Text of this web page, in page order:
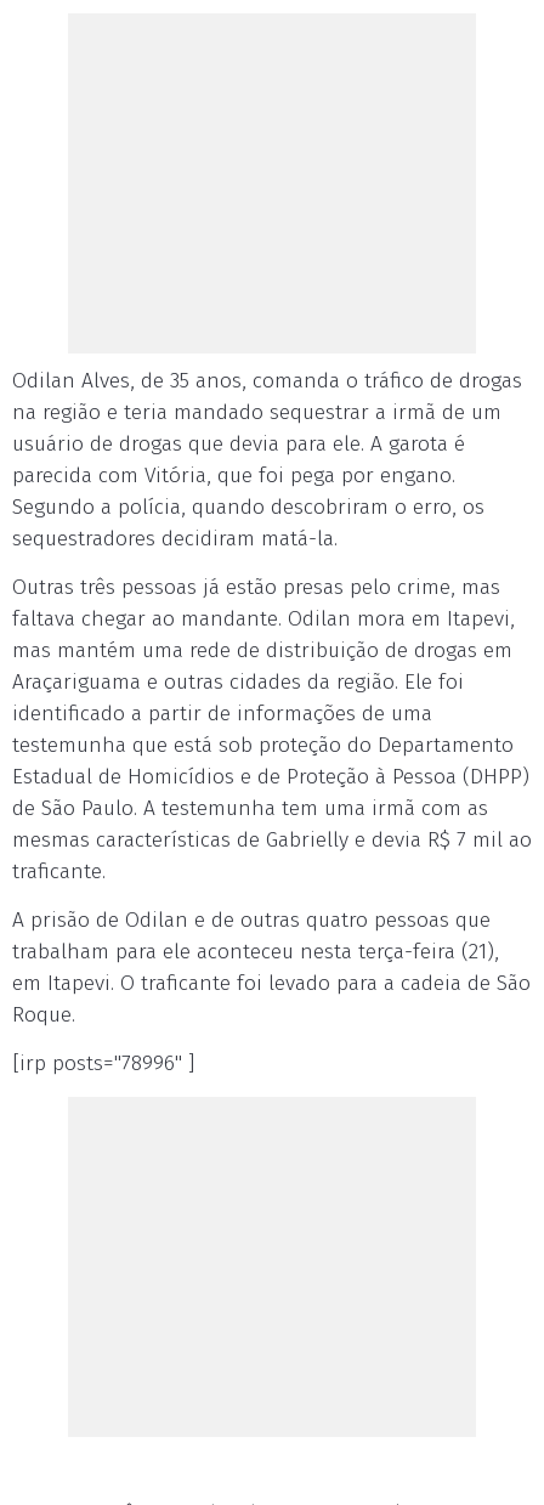
Odilan Alves, de 35 anos, comanda o tráfico de drogas
na região e teria mandado sequestrar a irmã de um
usuário de drogas que devia para ele. A garota é
parecida com Vitória, que foi pega por engano.
Segundo a polícia, quando descobriram o erro, os
sequestradores decidiram matá-la.
Outras três pessoas já estão presas pelo crime, mas
faltava chegar ao mandante. Odilan mora em Itapevi,
mas mantém uma rede de distribuição de drogas em
Araçariguama e outras cidades da região. Ele foi
identificado a partir de informações de uma
testemunha que está sob proteção do Departamento
Estadual de Homicídios e de Proteção à Pessoa (DHPP)
de São Paulo. A testemunha tem uma irmã com as
mesmas características de Gabrielly e devia R$ 7 mil ao
traficante.
A prisão de Odilan e de outras quatro pessoas que
trabalham para ele aconteceu nesta terça-feira (21),
em Itapevi. O traficante foi levado para a cadeia de São
Roque.
[irp posts="78996" ]